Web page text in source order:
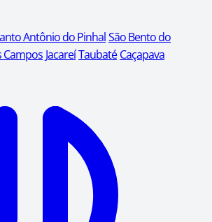
Antônio do PinhalSão Bento do
Campos JacareíTaubaté Caçapava